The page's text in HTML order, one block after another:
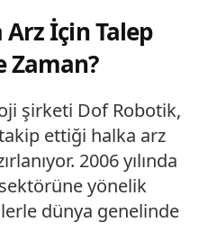
İçin Talep
Zaman?
şirketi Dof Robotik,
takip ettiği halka arz
2006 yılında
yönelik
dünya genelinde